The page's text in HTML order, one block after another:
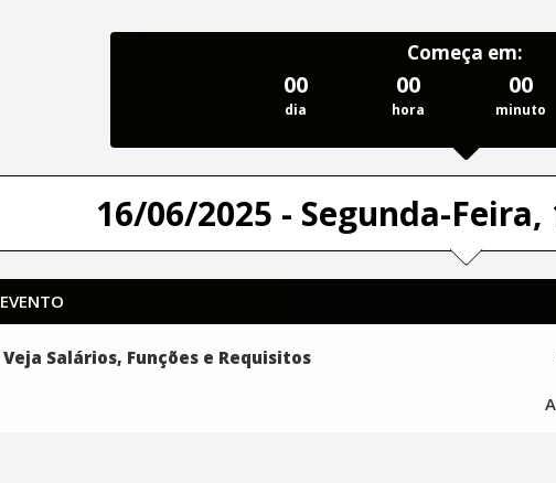
Começa em:
00
dia
00
hora
00
minuto
16/06/2025 - Segunda-Feira,
EVENTO
Veja Salários, Funções e Requisitos